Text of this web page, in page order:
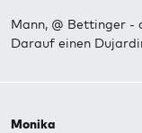
Mann, @ Bettinger -
Darauf einen
Monika